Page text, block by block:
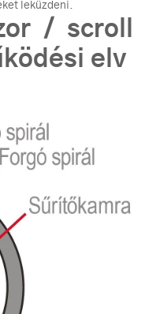
leküzdeni.
/ scroll
elv